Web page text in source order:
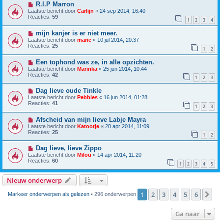
R.I.P Marron
Laatste bericht door Carlijn « 24 sep 2014, 16:40
Reacties: 59 1 2 3 4
mijn kanjer is er niet meer.
Laatste bericht door marie « 10 jul 2014, 20:37
Reacties: 25 1 2
Een tophond was ze, in alle opzichten.
Laatste bericht door Marinka « 25 jun 2014, 10:44
Reacties: 42 1 2 3
Dag lieve oude Tinkle
Laatste bericht door Pebbles « 16 jun 2014, 01:28
Reacties: 41 1 2 3
Afscheid van mijn lieve Labje Mayra
Laatste bericht door Katootje « 28 apr 2014, 11:09
Reacties: 25 1 2
Dag lieve, lieve Zippo
Laatste bericht door Milou « 14 apr 2014, 11:20
Reacties: 60 1 2 3 4 5
Nieuw onderwerp
Markeer onderwerpen als gelezen • 296 onderwerpen 1 2 3 4 5 6
Ga naar